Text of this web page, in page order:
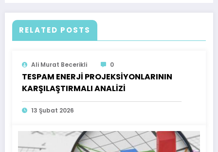
RELATED POSTS
Ali Murat Becerikli 0
TESPAM ENERJİ PROJEKSİYONLARININ
KARŞILAŞTIRMALI ANALİZİ
13 Şubat 2026